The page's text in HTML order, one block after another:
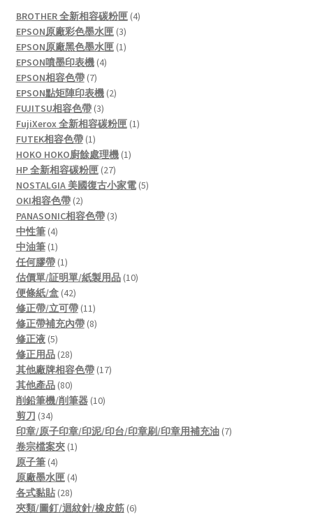
BROTHER 全新相容碳粉匣 44
EPSON原廠彩色墨水匣 33
products
EPSON原廠黑色墨水匣 11
EPSON噴墨印表機 44
EPSON相容色帶 77
products
EPSON點矩陣印表機 22
FUJITSU相容色帶 33
products
FujiXerox 全新相容碳粉匣 11
FUTEK相容色帶 11
product
HOKO HOKO廚餘處理機 11
HP 全新相容碳粉匣 2727
products
NOSTALGIA 美國復古小家電 55
OKI相容色帶 22
products
PANASONIC相容色帶 33
中性筆 44
products
中油筆 11
product
任何膠帶 11
product
估價單/証明單/紙製用品 1010
便條紙/盒 4242
products
修正帶/立可帶 1111
products
修正帶補充內帶 88
修正液 55
products
修正用品 2828
products
其他廠牌相容色帶 1717
其他產品 8080
products
削鉛筆機/削筆器 1010
剪刀 3434
products
印章/原子印章/印泥/印台/印章刷/印章用補充油 77
卷宗檔案夾 11
原子筆 44
products
原廠墨水匣 44
各式黏貼 2828
products
夾類/圖釘/迴紋針/橡皮筋 66